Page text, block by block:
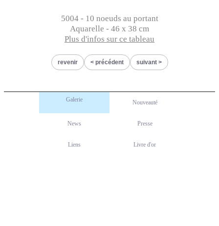
5004 - 10 noeuds au portant
Aquarelle - 46 x 38 cm
Plus d'infos sur ce tableau
revenir précédent suivant
Galerie Nouveauté
News Presse
Liens Livre d'or